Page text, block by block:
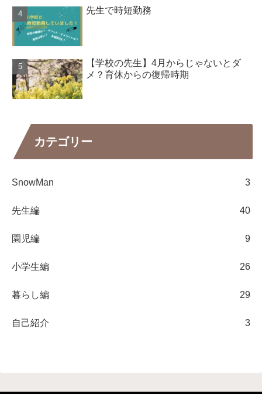
先生で時短勤務
【学校の先生】4月からじゃないとダ
メ？育休からの復帰時期
カテゴリー
SnowMan 3
先生編 40
園児編 9
小学生編 26
暮らし編 29
自己紹介 3